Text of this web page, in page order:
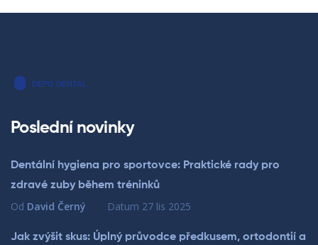
Poslední novinky
Dentální hygiena pro sportovce: Praktické rady pro
zdravé zuby během tréninků
Od David Černý Datum 27 lis 2025
Jak zvýšit skus: Úplný průvodce předkusem, ortodontií a